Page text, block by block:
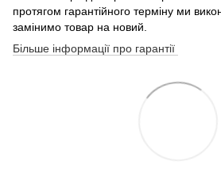
протягом гарантійного терміну ми
замінимо товар на новий.
Більше інформації про гарантії